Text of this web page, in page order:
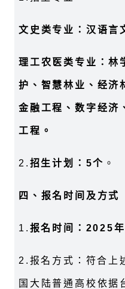
文史类专业：汉语言
理工农医类专业：林
护、智慧林业、经济
金融工程、数字经济
工程。
2. 招生计划： 5个 。
四、报名时间及方式
1. 报名时间： 2025年
2. 报名方式：符合上
国大陆普通高校依据